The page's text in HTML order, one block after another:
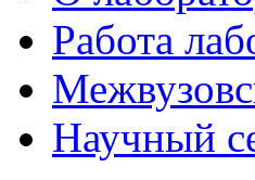
Работа
Научный